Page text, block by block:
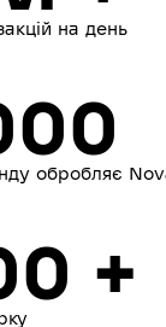
на день
обробляє
+